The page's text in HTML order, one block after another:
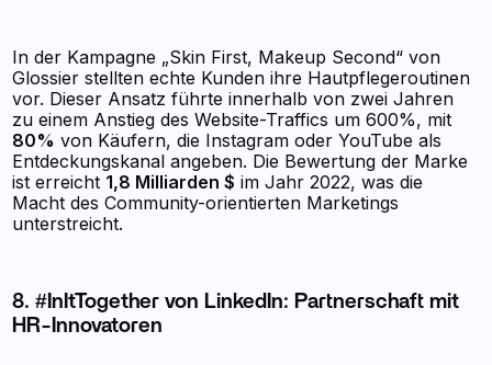
In der Kampagne „Skin First, Makeup Second“ von
Glossier stellten echte Kunden ihre Hautpflegeroutinen
vor. Dieser Ansatz führte innerhalb von zwei Jahren
zu einem Anstieg des Website-Traffics um 600%, mit
80% von Käufern, die Instagram oder YouTube als
Entdeckungskanal angeben. Die Bewertung der Marke
ist erreicht 1,8 Milliarden $ im Jahr 2022, was die
Macht des Community-orientierten Marketings
unterstreicht.
8. #InItTogether von LinkedIn: Partnerschaft mit
HR-Innovatoren